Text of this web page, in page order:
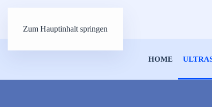
Zum Hauptinhalt springen
HOME